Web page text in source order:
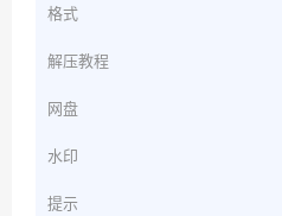
格式
解压教程
网盘
水印
提示